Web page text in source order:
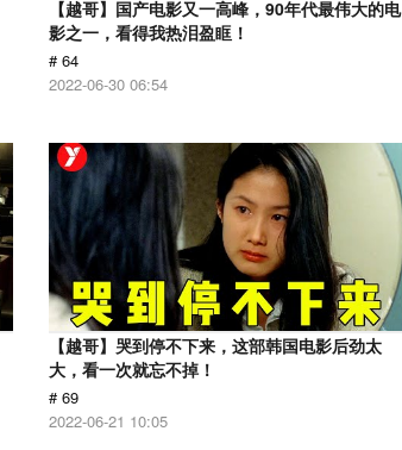
【越哥】国产电影又一高峰，90年代最伟大的电
影之一，看得我热泪盈眶！
# 64
2022-06-30 06:54
【越哥】哭到停不下来，这部韩国电影后劲太
大，看一次就忘不掉！
# 69
2022-06-21 10:05